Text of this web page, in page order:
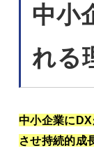
中小
れる
中小企業に
させ持続的成